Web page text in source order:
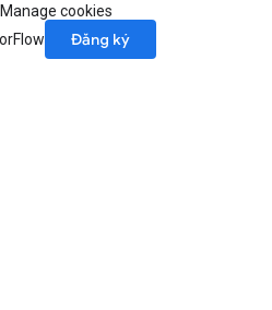
Manage cookies
Đăng ký